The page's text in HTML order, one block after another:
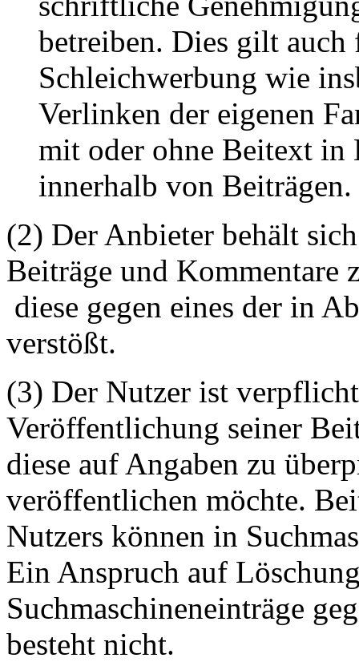
betreiben. Dies gilt auch
Schleichwerbung wie
Verlinken der eigenen
mit oder ohne Beitext in
innerhalb von Beiträgen.
(2) Der Anbieter behält
Beiträge und Kommentare
diese gegen eines der in
verstößt.
(3) Der Nutzer ist
Veröffentlichung seiner
diese auf Angaben zu
veröffentlichen möchte.
Nutzers können in
Ein Anspruch auf
Suchmaschineneinträge
besteht nicht.